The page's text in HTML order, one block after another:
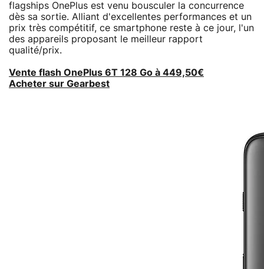
flagships OnePlus est venu bousculer la concurrence
dès sa sortie. Alliant d'excellentes performances et un
prix très compétitif, ce smartphone reste à ce jour, l'un
des appareils proposant le meilleur rapport
qualité/prix.
Vente flash OnePlus 6T 128 Go à 449,50€
Acheter sur Gearbest